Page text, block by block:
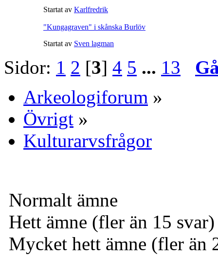
Startat av Karlfredrik
"Kungagraven" i skånska Burlöv
Startat av Sven lagman
Sidor: 1 2 [3] 4 5 ... 13
Arkeologiforum »
Övrigt »
Kulturarvsfrågor
Normalt ämne
Hett ämne (fler än 15 svar)
Mycket hett ämne (fler än